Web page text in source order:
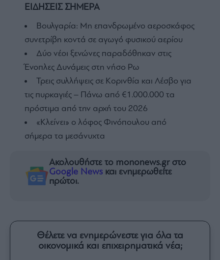
ΕΙΔΗΣΕΙΣ ΣΗΜΕΡΑ
Βουλγαρία: Μη επανδρωμένο αεροσκάφος
συνετρίβη κοντά σε αγωγό φυσικού αερίου
Δύο νέοι ξενώνες παραδόθηκαν στις
Ένοπλες Δυνάμεις στη νήσο Ρω
Τρεις συλλήψεις σε Κορινθία και Λέσβο για
τις πυρκαγιές – Πάνω από €1.000.000 τα
πρόστιμα από την αρχή του 2026
«Κλείνει» ο λόφος Φινόπουλου από
σήμερα τα μεσάνυχτα
Ακολουθήστε το mononews.gr στο
Google News και ενημερωθείτε
πρώτοι.
Θέλετε να ενημερώνεστε για όλα τα
οικονομικά και επιχειρηματικά νέα;